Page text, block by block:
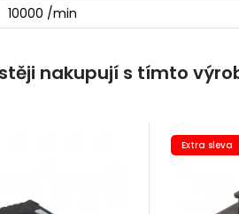
10000 /min
nakupují s tímto
Extra sleva